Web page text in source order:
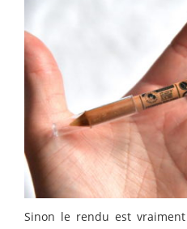
Sinon le rendu est